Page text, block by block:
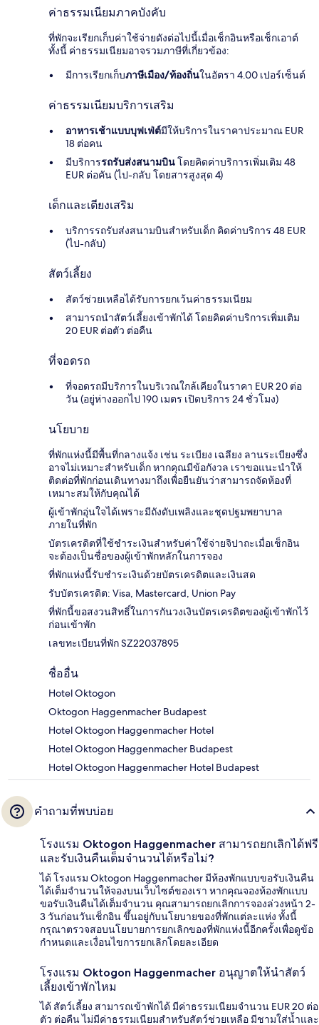
ค่าธรรมเนียมภาคบังคับ
ที่พักจะเรียกเก็บค่าใช้จ่ายดังต่อไปนี้เมื่อเช็กอินหรือเช็กเอาต์
ทั้งนี้ ค่าธรรมเนียมอาจรวมภาษีที่เกี่ยวข้อง:
มีการเรียกเก็บภาษีเมือง/ท้องถิ่นในอัตรา 4.00 เปอร์เซ็นต์
ค่าธรรมเนียมบริการเสริม
อาหารเช้าแบบบุฟเฟ่ต์มีให้บริการในราคาประมาณ EUR
18 ต่อคน
มีบริการรถรับส่งสนามบินโดยคิดค่าบริการเพิ่มเติม 48
EUR ต่อคัน (ไป-กลับ โดยสารสูงสุด 4)
เด็กและเตียงเสริม
บริการรถรับส่งสนามบินสำหรับเด็ก คิดค่าบริการ 48 EUR
(ไป-กลับ)
สัตว์เลี้ยง
สัตว์ช่วยเหลือได้รับการยกเว้นค่าธรรมเนียม
สามารถนำสัตว์เลี้ยงเข้าพักได้ โดยคิดค่าบริการเพิ่มเติม
20 EUR ต่อตัว ต่อคืน
ที่จอดรถ
ที่จอดรถมีบริการในบริเวณใกล้เคียงในราคา EUR 20 ต่อ
วัน (อยู่ห่างออกไป 190 เมตร เปิดบริการ 24 ชั่วโมง)
นโยบาย
ที่พักแห่งนี้มีพื้นที่กลางแจ้ง เช่น ระเบียง เฉลียง ลานระเบียงซึ่ง
อาจไม่เหมาะสำหรับเด็ก หากคุณมีข้อกังวล เราขอแนะนำให้
ติดต่อที่พักก่อนเดินทางมาถึงเพื่อยืนยันว่าสามารถจัดห้องที่
เหมาะสมให้กับคุณได้
ผู้เข้าพักอุ่นใจได้เพราะมีถังดับเพลิงและชุดปฐมพยาบาล
ภายในที่พัก
บัตรเครดิตที่ใช้ชำระเงินสำหรับค่าใช้จ่ายจิปาถะเมื่อเช็กอิน
จะต้องเป็นชื่อของผู้เข้าพักหลักในการจอง
ที่พักแห่งนี้รับชำระเงินด้วยบัตรเครดิตและเงินสด
รับบัตรเครดิต: Visa, Mastercard, Union Pay
ที่พักนี้ขอสงวนสิทธิ์ในการกันวงเงินบัตรเครดิตของผู้เข้าพักไว้
ก่อนเข้าพัก
เลขทะเบียนที่พัก SZ22037895
ชื่ออื่น
Hotel Oktogon
Oktogon Haggenmacher Budapest
Hotel Oktogon Haggenmacher Hotel
Hotel Oktogon Haggenmacher Budapest
Hotel Oktogon Haggenmacher Hotel Budapest
คำถามที่พบบ่อย
โรงแรม Oktogon Haggenmacher สามารถยกเลิกได้ฟรี
และรับเงินคืนเต็มจำนวนได้หรือไม่?
ได้ โรงแรม Oktogon Haggenmacher มีห้องพักแบบขอรับเงินคืน
ได้เต็มจำนวนให้จองบนเว็บไซต์ของเรา หากคุณจองห้องพักแบบ
ขอรับเงินคืนได้เต็มจำนวน คุณสามารถยกเลิกการจองล่วงหน้า 2-
3 วันก่อนวันเช็กอิน ขึ้นอยู่กับนโยบายของที่พักแต่ละแห่ง ทั้งนี้
กรุณาตรวจสอบนโยบายการยกเลิกของที่พักแห่งนี้อีกครั้งเพื่อดูข้อ
กำหนดและเงื่อนไขการยกเลิกโดยละเอียด
โรงแรม Oktogon Haggenmacher อนุญาตให้นำสัตว์
เลี้ยงเข้าพักไหม
ได้ สัตว์เลี้ยง สามารถเข้าพักได้ มีค่าธรรมเนียมจำนวน EUR 20 ต่อ
ตัว ต่อคืน ไม่มีค่าธรรมเนียมสำหรับสัตว์ช่วยเหลือ มีชามใส่น้ำและ